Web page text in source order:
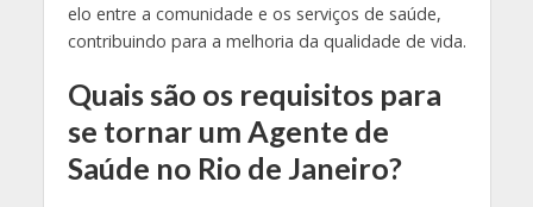
elo entre a comunidade e os serviços de saúde,
contribuindo para a melhoria da qualidade de vida.
Quais são os requisitos para
se tornar um Agente de
Saúde no Rio de Janeiro?